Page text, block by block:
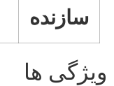
سازنده
ویژگی ها